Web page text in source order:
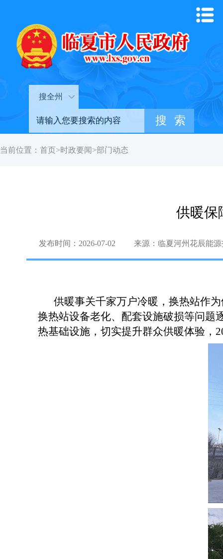
搜全州
当前位置： 首页>时政要闻 >部门动态
供暖保
发布时间：2026-07-02 来源：临夏河州花辰能
供暖事关千家万户冷暖，换热站作
换热站设备老化、配套设施破损等问题
热基础设施，切实提升群众供暖体验，